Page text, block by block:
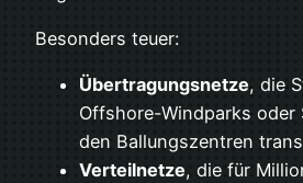
Besonders teuer:
Übertragungsnetze, die
Offshore-Windparks oder
den Ballungszentren
Verteilnetze, die für